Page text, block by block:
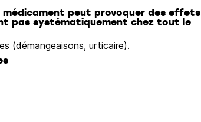
peut provoquer des effets
pas systématiquement chez tout le
(démangeaisons, urticaire).